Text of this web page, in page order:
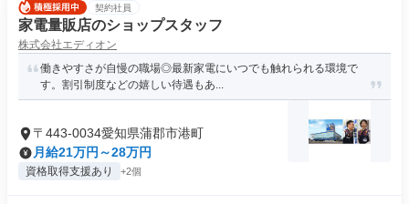
契約社員
家電量販店のショップスタッフ
株式会社エディオン
働きやすさが自慢の職場◎最新家電にいつでも触れられる環境で
す。割引制度などの嬉しい待遇もあ...
〒443-0034愛知県蒲郡市港町
月給21万円～28万円
資格取得支援あり +2個